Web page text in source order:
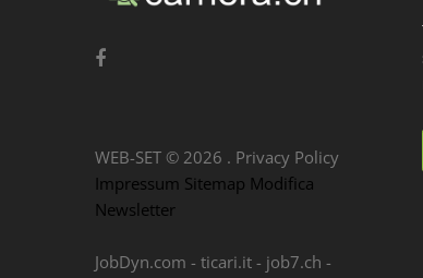
WEB-SET © 2026 . Privacy Policy
Impressum Sitemap Modifica
Newsletter
JobDyn.com - ticari.it - job7.ch -